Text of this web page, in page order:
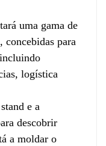
uma gama de
concebidas para
logística
e a
descobrir
a moldar o